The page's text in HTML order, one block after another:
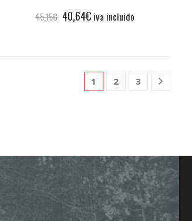
45,15€ El
precio
45,15€.
40,64€El
40,64€.
iva incluido
1 2 3